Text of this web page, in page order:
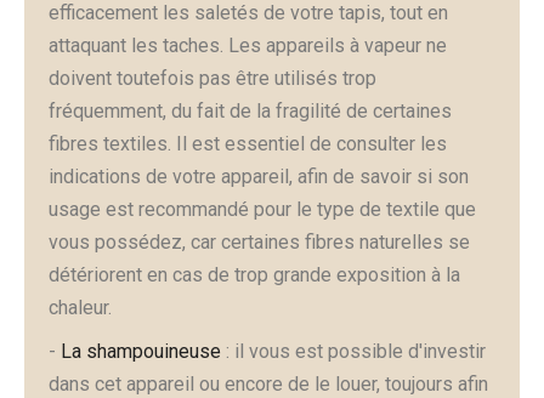
efficacement les saletés de votre tapis, tout en
attaquant les taches. Les appareils à vapeur ne
doivent toutefois pas être utilisés trop
fréquemment, du fait de la fragilité de certaines
fibres textiles. Il est essentiel de consulter les
indications de votre appareil, afin de savoir si son
usage est recommandé pour le type de textile que
vous possédez, car certaines fibres naturelles se
détériorent en cas de trop grande exposition à la
chaleur.
- La shampouineuse : il vous est possible d'investir
dans cet appareil ou encore de le louer, toujours afin